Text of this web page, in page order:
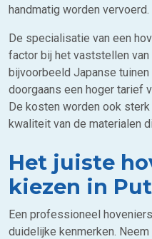
handmatig worden vervoerd.
De specialisatie van een
factor bij het vaststellen
bijvoorbeeld Japanse
doorgaans een hoger tarief
De kosten worden ook
kwaliteit van de materialen
Het juiste
kiezen in
Een professioneel
duidelijke kenmerken.